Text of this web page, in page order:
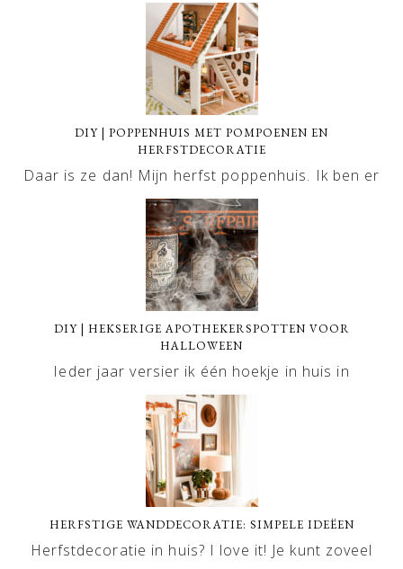
DIY | POPPENHUIS MET POMPOENEN EN
HERFSTDECORATIE
Daar is ze dan! Mijn herfst poppenhuis. Ik ben er
DIY | HEKSERIGE APOTHEKERSPOTTEN VOOR
HALLOWEEN
Ieder jaar versier ik één hoekje in huis in
HERFSTIGE WANDDECORATIE: SIMPELE IDEËEN
Herfstdecoratie in huis? I love it! Je kunt zoveel